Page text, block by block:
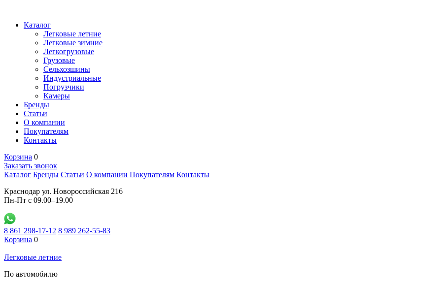
Каталог
Легковые летние
Легковые зимние
Легкогрузовые
Грузовые
Сельхозшины
Индустриальные
Погрузчики
Камеры
Бренды
Статьи
О компании
Покупателям
Контакты
Корзина 0
Заказать звонок
Каталог Бренды Статьи О компании Покупателям Контакты
Краснодар ул. Новороссийская 216
Пн-Пт с 09.00–19.00
8 861 298-17-12 8 989 262-55-83
Корзина 0
Легковые летние
По автомобилю